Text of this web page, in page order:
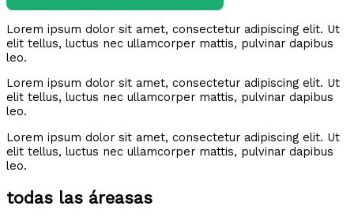
Lorem ipsum dolor sit amet, consectetur adipiscing elit. Ut
elit tellus, luctus nec ullamcorper mattis, pulvinar dapibus
leo.
Lorem ipsum dolor sit amet, consectetur adipiscing elit. Ut
elit tellus, luctus nec ullamcorper mattis, pulvinar dapibus
leo.
Lorem ipsum dolor sit amet, consectetur adipiscing elit. Ut
elit tellus, luctus nec ullamcorper mattis, pulvinar dapibus
leo.
todas las áreasas